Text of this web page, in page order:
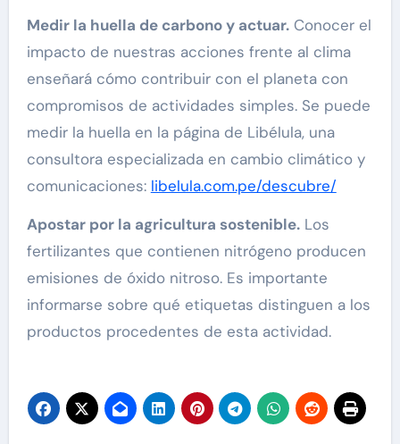
Medir la huella de carbono y actuar.Conocer el
impacto de nuestras acciones frente al clima
enseñará cómo contribuir con el planeta con
compromisos de actividades simples. Se puede
medir la huella en la página de Libélula, una
consultora especializada en cambio climático y
comunicaciones: libelula.com.pe/descubre/
Apostar por la agricultura sostenible.Los
fertilizantes que contienen nitrógeno producen
emisiones de óxido nitroso. Es importante
informarse sobre qué etiquetas distinguen a los
productos procedentes de esta actividad.